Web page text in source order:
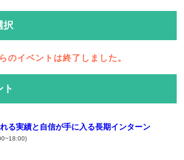
択
のイベントは終了しました。
ト
る実績と自信が手に入る長期インターン